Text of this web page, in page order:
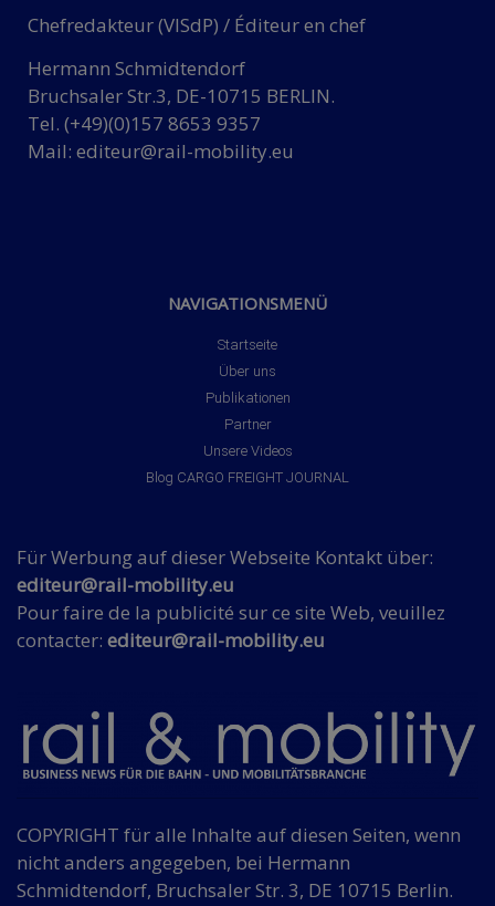
Chefredakteur (VISdP) / Éditeur en chef
Hermann Schmidtendorf
Bruchsaler Str.3, DE-10715 BERLIN.
Tel. (+49)(0)157 8653 9357
Mail: editeur@rail-mobility.eu
NAVIGATIONSMENÜ
Startseite
Über uns
Publikationen
Partner
Unsere Videos
Blog CARGO FREIGHT JOURNAL
Für Werbung auf dieser Webseite Kontakt über:
editeur@rail-mobility.eu
Pour faire de la publicité sur ce site Web, veuillez
contacter: editeur@rail-mobility.eu
COPYRIGHT für alle Inhalte auf diesen Seiten, wenn
nicht anders angegeben, bei Hermann
Schmidtendorf, Bruchsaler Str. 3, DE 10715 Berlin.